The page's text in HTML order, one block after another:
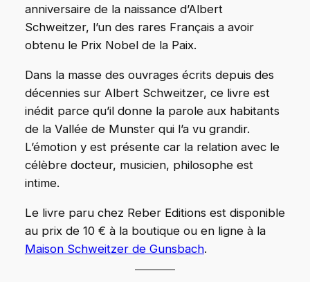
anniversaire de la naissance d’Albert
Schweitzer, l’un des rares Français a avoir
obtenu le Prix Nobel de la Paix.
Dans la masse des ouvrages écrits depuis des
décennies sur Albert Schweitzer, ce livre est
inédit parce qu’il donne la parole aux habitants
de la Vallée de Munster qui l’a vu grandir.
L’émotion y est présente car la relation avec le
célèbre docteur, musicien, philosophe est
intime.
Le livre paru chez Reber Editions est disponible
au prix de 10 € à la boutique ou en ligne à la
Maison Schweitzer de Gunsbach.